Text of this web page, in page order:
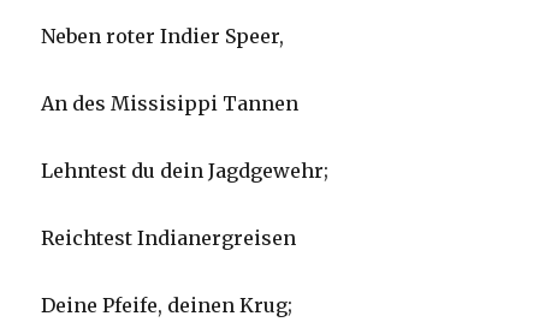
Neben roter Indier Speer,
An des Missisippi Tannen
Lehntest du dein Jagdgewehr;
Reichtest Indianergreisen
Deine Pfeife, deinen Krug;